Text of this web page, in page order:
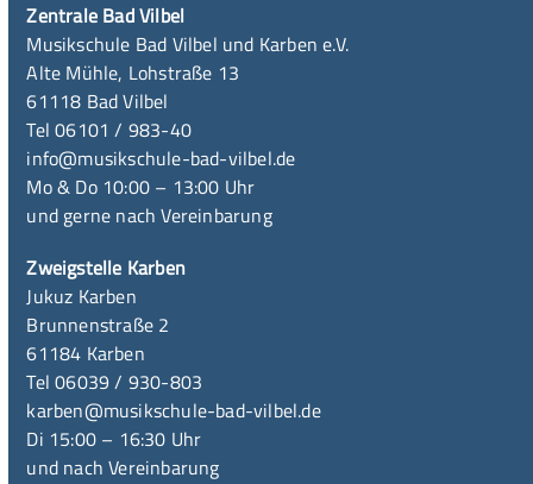
Zentrale Bad Vilbel
Musikschule Bad Vilbel und Karben e.V.
Alte Mühle, Lohstraße 13
61118 Bad Vilbel
Tel 06101 / 983-40
info@musikschule-bad-vilbel.de
Mo & Do 10:00 – 13:00 Uhr
und gerne nach Vereinbarung
Zweigstelle Karben
Jukuz Karben
Brunnenstraße 2
61184 Karben
Tel 06039 / 930-803
karben@musikschule-bad-vilbel.de
Di 15:00 – 16:30 Uhr
und nach Vereinbarung